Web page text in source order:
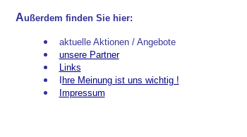
Außerdem finden Sie hier:
aktuelle Aktionen / Angebote
unsere Partner
Links
hre Meinung ist uns wichtig !
Impressum